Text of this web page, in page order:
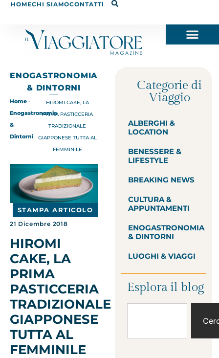
HOMECHI SIAMOCONTATTI
ENOGASTRONOMIA
& DINTORNI
Home -
Enogastronomia
&
Dintorni
HIROMI CAKE, LA
PRIMA PASTICCERIA
TRADIZIONALE
GIAPPONESE TUTTA AL
FEMMINILE
STAMPA ARTICOLO
21 Dicembre 2018
HIROMI
CAKE, LA
PRIMA
PASTICCERIA
TRADIZIONALE
GIAPPONESE
TUTTA AL
FEMMINILE
Categorie di
Viaggio
ALBERGHI &
LOCATION
BENESSERE &
LIFESTYLE
BREAKING NEWS
CULTURA &
APPUNTAMENTI
ENOGASTRONOMIA
& DINTORNI
LUOGHI & VIAGGI
Esplora il blog